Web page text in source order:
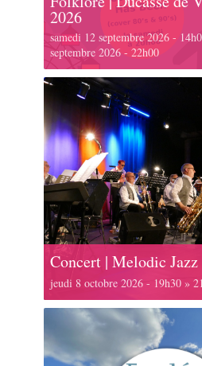
2026
samedi 12 septembre 2026 -
septembre 2026 - 22h00
Concert | Melodic Jazz
jeudi 8 octobre 2026 - 19h30 »